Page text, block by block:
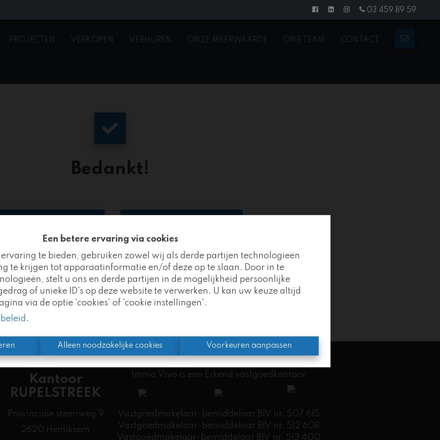
Een betere ervaring via cookies
te bieden, gebruiken zowel wij als derde partijen technologieën
te krijgen tot apparaatinformatie en/of deze op te slaan. Door in te
stelt u ons en derde partijen in de mogelijkheid persoonlijke
of unieke ID's op deze website te verwerken. U kan uw keuze altijd
via de optie 'cookies' of 'cookie instellingen'.
.
Alleen noodzakelijke cookies Voorkeuren aanpassen
03 459 89 59
PROJECTEN VERKOPEN VERHUREN ONZE MEERWAARDE ONS TEAM CONTACT
Bedankt!
Kantoor
RUPELSTREEK
Provinciale steenweg 9
2620 Hemiksem
Immo Vivo is een Erkend vastgoedkantoor
Vastgoedmakelaar-bemiddelaar BIV nr. 507 615
Vastgoedmakelaar-bemiddelaar BIV nr. 512 608
​Vastgoedmakelaar-bemiddelaar BIV nr. 513 400
Goed nieuws!
Vivo maakt nu deel uit van deAltro Vastgoedgroep
we uw vertrouwde partner, met nog meer expertise en kracht.